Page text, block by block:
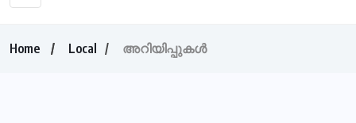
Home Local അറിയിപ്പുകള്‍